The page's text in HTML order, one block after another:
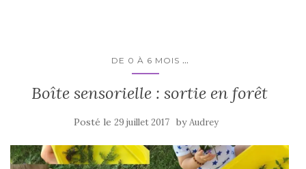
DE 0 À 6 MOIS ...
Boîte sensorielle : sortie en forêt
Posté le 29 juillet 2017 byAudrey